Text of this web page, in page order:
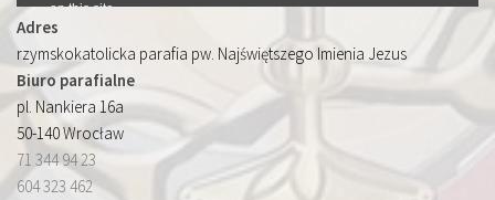
Adres
rzymskokatolicka parafia pw. Najświętszego Imienia Jezus
Biuro parafialne
pl. Nankiera 16a
50-140 Wrocław
71 344 94 23
604 323 462